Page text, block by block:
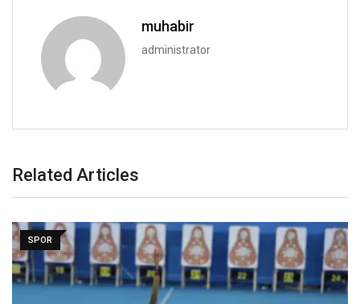
muhabir
administrator
Related Articles
SPOR